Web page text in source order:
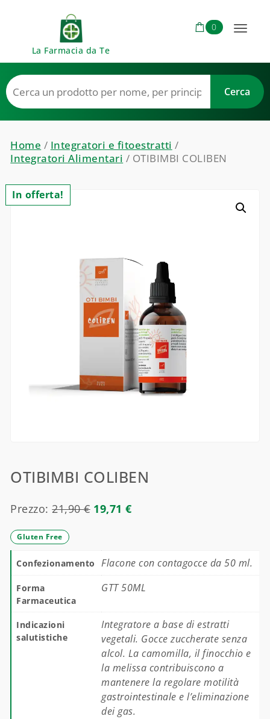
La Farmacia da Te
0
Toggle
Home / Integratori e fitoestratti /
Integratori Alimentari / OTIBIMBI COLIBEN
In offerta!
OTIBIMBI COLIBEN
Prezzo:21,90€ 19,71€
Gluten Free
Confezionamento Flacone con contagocce da 50 ml.
Forma
Farmaceutica
GTT 50ML
Indicazioni
salutistiche
Integratore a base di estratti
vegetali. Gocce zuccherate senza
alcol. La camomilla, il finocchio e
la melissa contribuiscono a
mantenere la regolare motilità
gastrointestinale e l’eliminazione
dei gas.